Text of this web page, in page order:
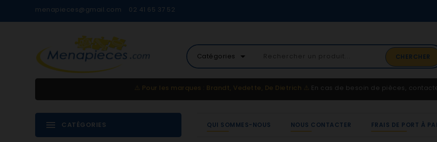
menapieces@gmail.com 02 41 65 37 52
Catégories arrow_drop_down CHERCHER
02 41 65 37 52
Service client
⚠️ Pour les marques : Brandt, Vedette, De Dietrich ⚠️ En cas de besoin de pièces,
CATÉGORIES QUI SOMMES-NOUS NOUS CONTACTER FRAIS DE PORT À